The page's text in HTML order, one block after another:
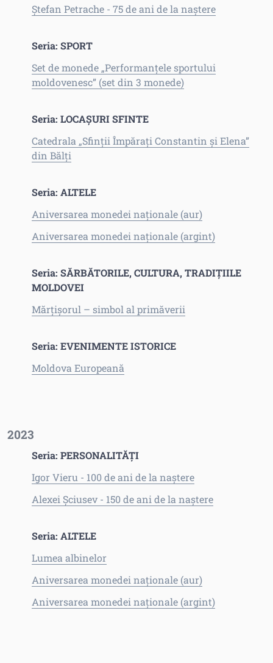
Ștefan Petrache - 75 de ani de la naștere
Seria: SPORT
Set de monede „Performanțele sportului
moldovenesc” (set din 3 monede)
Seria: LOCAȘURI SFINTE
Catedrala „Sfinții Împărați Constantin și Elena”
din Bălți
Seria: ALTELE
Aniversarea monedei naționale (aur)
Aniversarea monedei naționale (argint)
Seria: SĂRBĂTORILE, CULTURA, TRADIȚIILE
MOLDOVEI
Mărțișorul – simbol al primăverii
Seria: EVENIMENTE ISTORICE
Moldova Europeană
2023
Seria: PERSONALITĂȚI
Igor Vieru - 100 de ani de la naștere
Alexei Șciusev - 150 de ani de la naștere
Seria: ALTELE
Lumea albinelor
Aniversarea monedei naționale (aur)
Aniversarea monedei naționale (argint)